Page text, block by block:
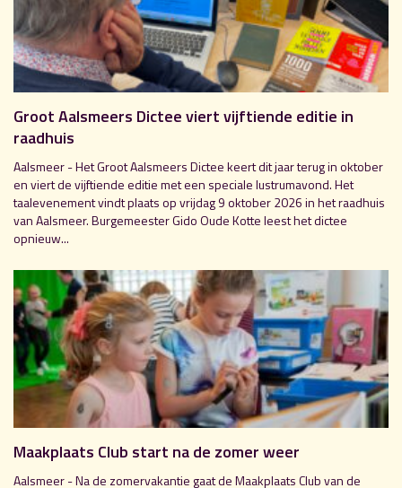
Groot Aalsmeers Dictee viert vijftiende editie in
raadhuis
Aalsmeer - Het Groot Aalsmeers Dictee keert dit jaar terug in oktober
en viert de vijftiende editie met een speciale lustrumavond. Het
taalevenement vindt plaats op vrijdag 9 oktober 2026 in het raadhuis
van Aalsmeer. Burgemeester Gido Oude Kotte leest het dictee
opnieuw...
Maakplaats Club start na de zomer weer
Aalsmeer - Na de zomervakantie gaat de Maakplaats Club van de